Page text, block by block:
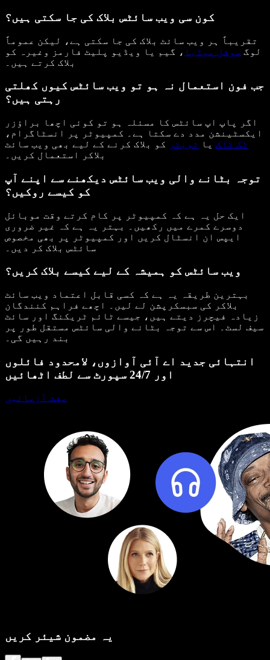
کون سی ویب سائٹس بلاک کی جا سکتی ہیں؟
تقریباً ہر ویب سائٹ بلاک کی جا سکتی ہے، لیکن عموماً
لوگ سوشل میڈیا ، گیم یا ویڈیو پلیٹ فارمز وغیرہ کو
بلاک کرتے ہیں۔
جب فون استعمال نہ ہو تو ویب سائٹس کیوں کھلتی
رہتی ہیں؟
اگر پاپ اپ سائٹس کا مسئلہ ہو تو کوئی اچھا براؤزر
ایکسٹینشن مدد دے سکتا ہے۔ کمپیوٹر پر انسٹاگرام،
ٹک ٹاک یا ٹویٹر
کو بلاک کرنے کے لیے بھی ویب سائٹ
بلاکر استعمال کریں۔
توجہ بٹانے والی ویب سائٹس دیکھنے سے اپنے آپ
کو کیسے روکیں؟
ایک حل یہ ہے کہ کمپیوٹر پر کام کرتے وقت موبائل
دوسرے کمرے میں رکھیں۔ بہتر یہ ہے کہ غیر ضروری
ایپس ان انسٹال کریں اور کمپیوٹر پر بھی مخصوص
سائٹس بلاک کر دیں۔
ویب سائٹس کو ہمیشہ کے لیے کیسے بلاک کریں؟
بہترین طریقہ یہ ہے کہ کسی قابل اعتماد ویب سائٹ
بلاکر کی سبسکرپشن لے لیں۔ اچھے فراہم کنندگان
زیادہ فیچرز دیتے ہیں، جیسے ٹائم ٹریکنگ اور سائٹ
سیف لسٹ۔ اس سے توجہ بٹانے والی سائٹس مستقل طور پر
بند رہیں گی۔
انتہائی جدید اے آئی آوازوں، لامحدود فائلوں
اور 24/7 سپورٹ سے لطف اٹھائیں
مفت آزمائیں
یہ مضمون شیئر کریں